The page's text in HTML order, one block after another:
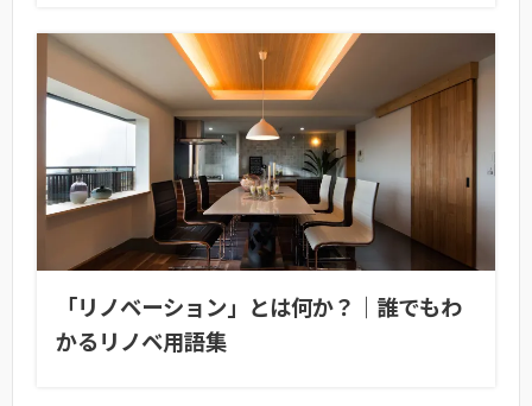
「リノベーション」とは何か？｜誰でもわ
かるリノベ用語集